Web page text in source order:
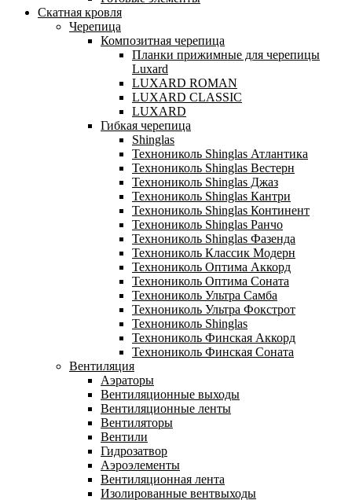
Скатная кровля
Черепица
Композитная черепица
Планки прижимные для черепицы
Luxard
LUXARD ROMAN
LUXARD CLASSIC
LUXARD
Гибкая черепица
Shinglas
Технониколь Shinglas Атлантика
Технониколь Shinglas Вестерн
Технониколь Shinglas Джаз
Технониколь Shinglas Кантри
Технониколь Shinglas Континент
Технониколь Shinglas Ранчо
Технониколь Shinglas Фазенда
Технониколь Классик Модерн
Технониколь Оптима Аккорд
Технониколь Оптима Соната
Технониколь Ультра Самба
Технониколь Ультра Фокстрот
Технониколь Shinglas
Технониколь Финская Аккорд
Технониколь Финская Соната
Вентиляция
Аэраторы
Вентиляционные выходы
Вентиляционные ленты
Вентиляторы
Вентили
Гидрозатвор
Аэроэлементы
Вентиляционная лента
Изолированные вентвыходы